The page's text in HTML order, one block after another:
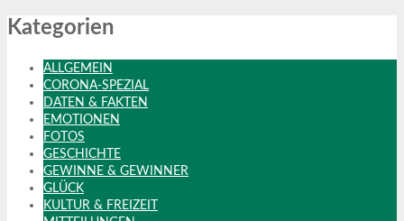
Kategorien
ALLGEMEIN
CORONA-SPEZIAL
DATEN & FAKTEN
EMOTIONEN
FOTOS
GESCHICHTE
GEWINNE & GEWINNER
GLÜCK
KULTUR & FREIZEIT